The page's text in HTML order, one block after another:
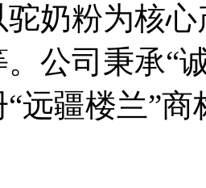
奶粉为核
公司秉承“
远疆楼兰”